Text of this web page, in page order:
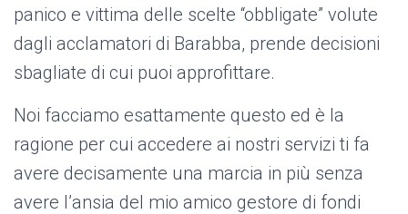
panico e vittima delle scelte “obbligate” volute
dagli acclamatori di Barabba, prende decisioni
sbagliate di cui puoi approfittare.
Noi facciamo esattamente questo ed è la
ragione per cui accedere ai nostri servizi ti fa
avere decisamente una marcia in più senza
avere l’ansia del mio amico gestore di fondi